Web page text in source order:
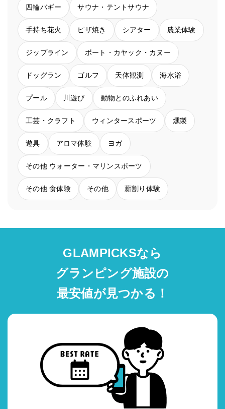
四輪バギー サウナ・テントサウナ
手持ち花火 ピザ焼き シアター 農業体験
ジップライン ボート・カヤック・カヌー
ドッグラン ゴルフ 天体観測 海水浴
プール 川遊び 動物とのふれあい
工芸・クラフト ウィンタースポーツ 燻製
遊具 アロマ体験 ヨガ
その他 ウォーター・マリンスポーツ
その他 食体験 その他 薪割り体験
GLAMPICKSなら
グランピング施設の
最安値が見つかる！